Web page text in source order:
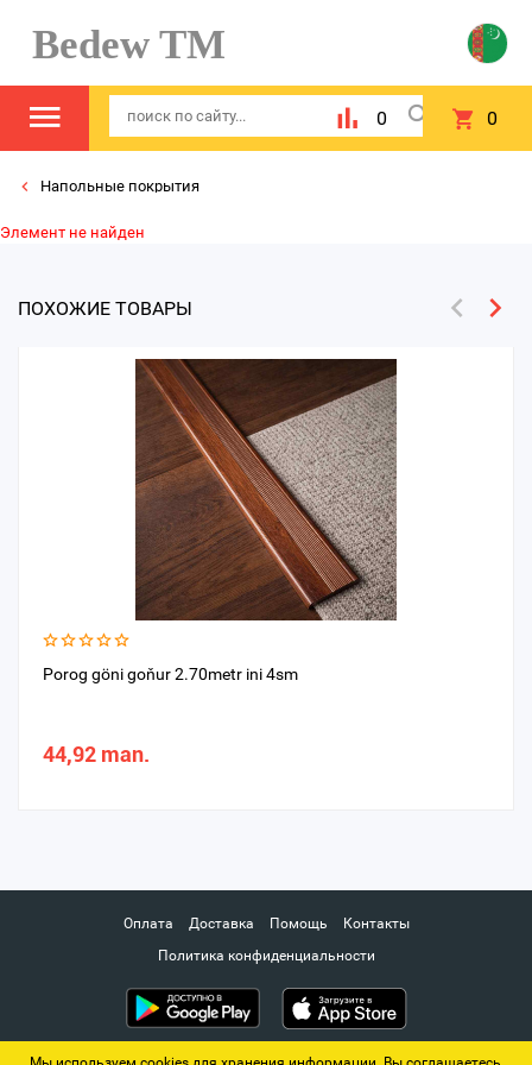
Bedew TM
0 0
Напольные покрытия
Элемент не найден
ПОХОЖИЕ ТОВАРЫ
Porog göni goňur 2.70metr ini 4sm
44,92 man.
Оплата Доставка Помощь
Контакты
Политика конфиденциальности